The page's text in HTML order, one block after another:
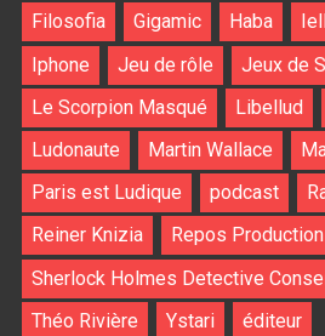
Filosofia
Gigamic Haba
Iphone
Jeu de rôle Jeux de
Le Scorpion Masqué
Libellud
Ludonaute
Martin Wallace
Paris est Ludique
podcast
Reiner Knizia
Repos Production
Sherlock Holmes Detective
Théo Rivière
Ystari éditeur